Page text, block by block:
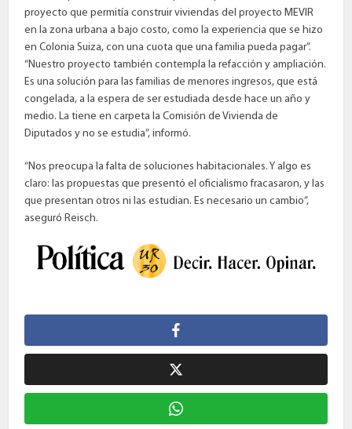
proyecto que permitía construir viviendas del proyecto MEVIR
en la zona urbana a bajo costo, como la experiencia que se hizo
en Colonia Suiza, con una cuota que una familia pueda pagar”.
“Nuestro proyecto también contempla la refacción y ampliación.
Es una solución para las familias de menores ingresos, que está
congelada, a la espera de ser estudiada desde hace un año y
medio. La tiene en carpeta la Comisión de Vivienda de
Diputados y no se estudia”, informó.
“Nos preocupa la falta de soluciones habitacionales. Y algo es
claro: las propuestas que presentó el oficialismo fracasaron, y las
que presentan otros ni las estudian. Es necesario un cambio”,
aseguró Reisch.